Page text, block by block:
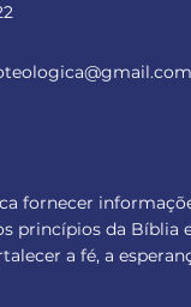
@gmail.com
fornecer
princípios da Bíblia
a fé, a